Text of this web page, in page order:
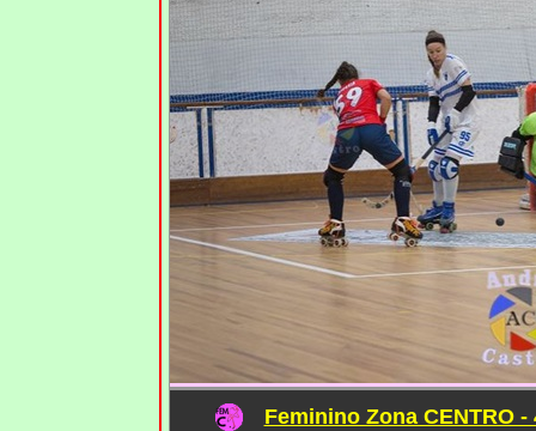
Feminino Zona CENTRO -